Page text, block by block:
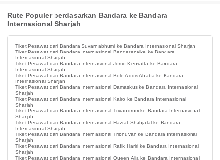
Rute Populer berdasarkan Bandara ke Bandara
Internasional Sharjah
Tiket Pesawat dari Bandara Suvarnabhumi ke Bandara Internasional Sharjah
Tiket Pesawat dari Bandara Internasional Bandaranaike ke Bandara
Internasional Sharjah
Tiket Pesawat dari Bandara Internasional Jomo Kenyatta ke Bandara
Internasional Sharjah
Tiket Pesawat dari Bandara Internasional Bole Addis Ababa ke Bandara
Internasional Sharjah
Tiket Pesawat dari Bandara Internasional Damaskus ke Bandara Internasional
Sharjah
Tiket Pesawat dari Bandara Internasional Kairo ke Bandara Internasional
Sharjah
Tiket Pesawat dari Bandara Internasional Trivandrum ke Bandara Internasional
Sharjah
Tiket Pesawat dari Bandara Internasional Hazrat Shahjalal ke Bandara
Internasional Sharjah
Tiket Pesawat dari Bandara Internasional Tribhuvan ke Bandara Internasional
Sharjah
Tiket Pesawat dari Bandara Internasional Rafik Hariri ke Bandara Internasional
Sharjah
Tiket Pesawat dari Bandara Internasional Queen Alia ke Bandara Internasional